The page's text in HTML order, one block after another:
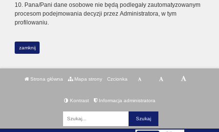
10. Pana/Pani dane osobowe nie będą podlegały zautomatyzowanym
procesom podejmowania decyzji przez Administratora, w tym
profilowaniu.
zamknij
Strona główna Mapa strony Czcionka
Kontrast Informacja administratora